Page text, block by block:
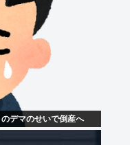
デマのせいで倒産へ